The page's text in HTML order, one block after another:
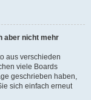
aber nicht mehr
aus verschieden
viele Boards
geschrieben haben,
sich einfach erneut